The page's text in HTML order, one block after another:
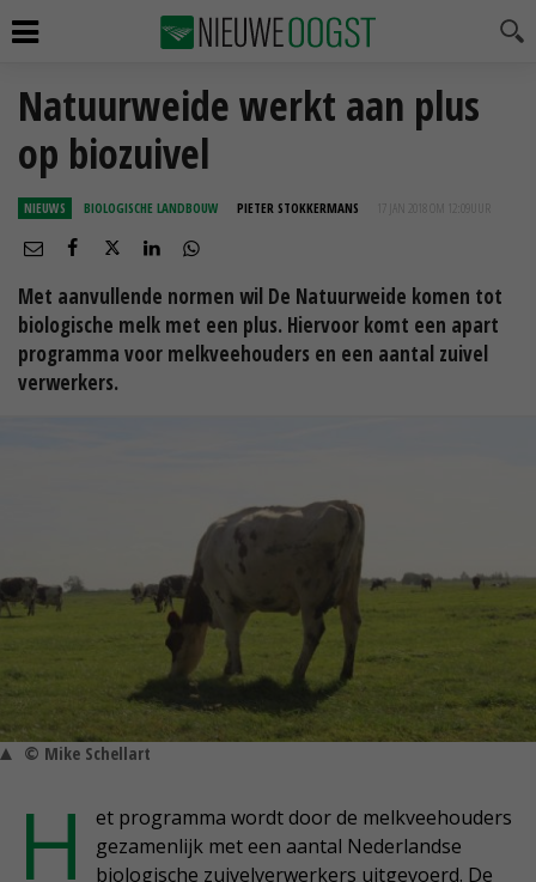
Natuurweide werkt aan plus
op biozuivel
NIEUWS BIOLOGISCHE LANDBOUW PIETER STOKKERMANS 17 JAN 2018 OM 12:09
Met aanvullende normen wil De Natuurweide komen tot
biologische melk met een plus. Hiervoor komt een apart
programma voor melkveehouders en een aantal zuivel
verwerkers.
© Mike Schellart
H
et programma wordt door de melkveehouders
gezamenlijk met een aantal Nederlandse
biologische zuivelverwerkers uitgevoerd. De